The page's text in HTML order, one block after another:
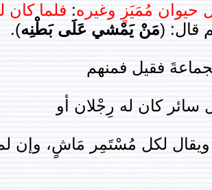
حيوان مُمَيَزٍ وغيره: فلما كان
قال: (مَنْ يَمْشي عَلَى بَطْنِه).
فقيل فمنهم
كان له رِجْلان أو
ويقال لكل مُسْتَمِر مَاشٍ، وإن